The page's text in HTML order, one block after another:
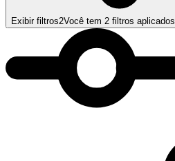
Exibir filtros2Você tem 2 filtros aplicados